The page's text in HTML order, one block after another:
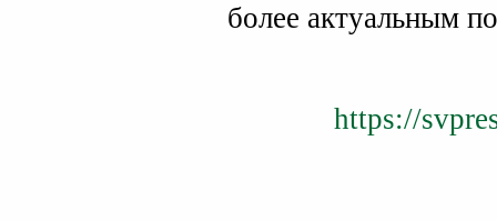
более актуальным
https://